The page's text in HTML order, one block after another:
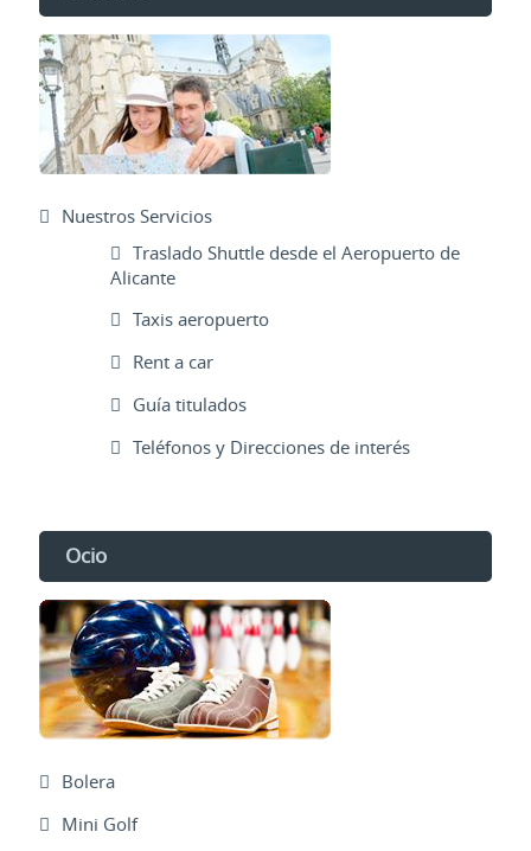
Nuestros Servicios
Traslado Shuttle desde el Aeropuerto de
Alicante
Taxis aeropuerto
Rent a car
Guía titulados
Teléfonos y Direcciones de interés
Ocio
Bolera
Mini Golf